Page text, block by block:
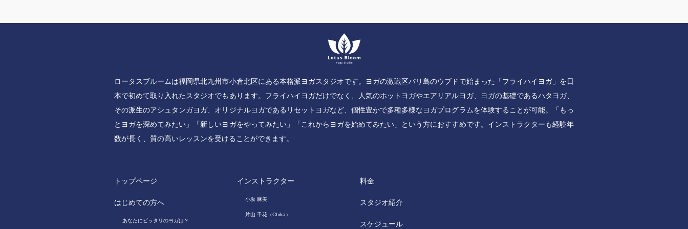
ロータスブルームは福岡県北九州市小倉北区にある本格派ヨガスタジオです。ヨガの激戦区バリ島のウブドで始まった「フライハイヨガ」を日
本で初めて取り入れたスタジオでもあります。フライハイヨガだけでなく、人気のホットヨガやエアリアルヨガ、ヨガの基礎であるハタヨガ、
その派生のアシュタンガヨガ、オリジナルヨガであるリセットヨガなど、個性豊かで多種多様なヨガプログラムを体験することが可能。「もっ
とヨガを深めてみたい」「新しいヨガをやってみたい」「これからヨガを始めてみたい」という方におすすめです。インストラクターも経験年
数が長く、質の高いレッスンを受けることができます。
トップページ
はじめての方へ
あなたにピッタリのヨガは？
インストラクター
小坂 麻美
片山 千花（Chika）
料金
スタジオ紹介
スケジュール